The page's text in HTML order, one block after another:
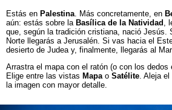
Estás en Palestina . Más concretamente, en
aún: estás sobre la Basílica de la Natividad ,
que, según la tradición cristiana, nació Jesús.
Norte llegarás a Jerusalén. Si vas hacia el
desierto de Judea y, finalmente, llegarás al Mar
Arrastra el mapa con el ratón (o con los dedos
Elige entre las vistas Mapa o Satélite . Aleja
la imagen con mayor detalle.